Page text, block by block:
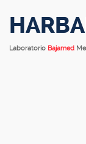
Laboratorio Bajamed